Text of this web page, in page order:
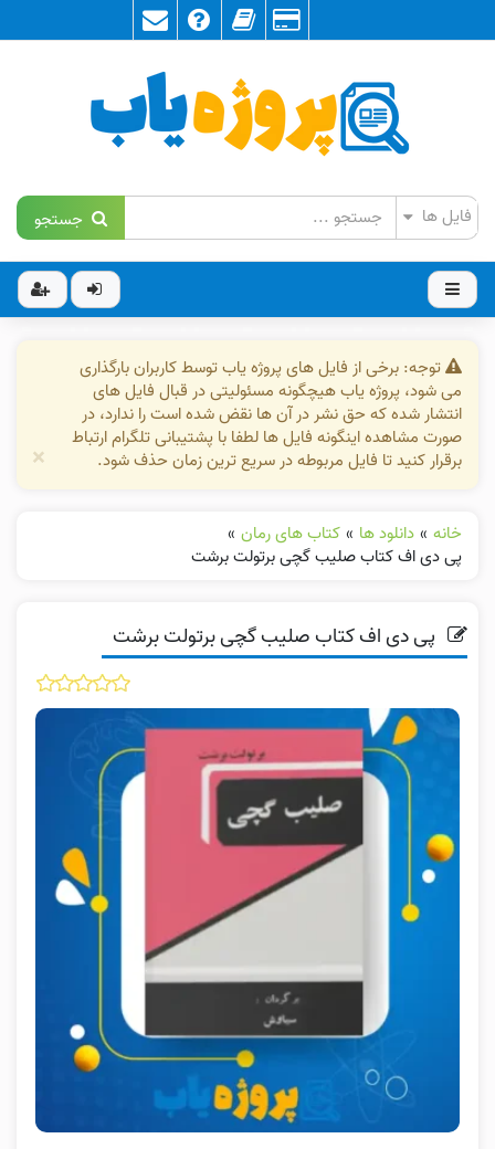
جستجو
توجه: برخی از فایل های پروژه یاب توسط کاربران بارگذاری
می شود، پروژه یاب هیچگونه مسئولیتی در قبال فایل های
انتشار شده که حق نشر در آن ها نقض شده است را ندارد، در
صورت مشاهده اینگونه فایل ها لطفا با پشتیبانی تلگرام ارتباط
برقرار کنید تا فایل مربوطه در سریع ترین زمان حذف شود.
×
خانه » دانلود ها » کتاب های رمان »
پی دی اف کتاب صلیب گچی برتولت برشت
پی دی اف کتاب صلیب گچی برتولت برشت